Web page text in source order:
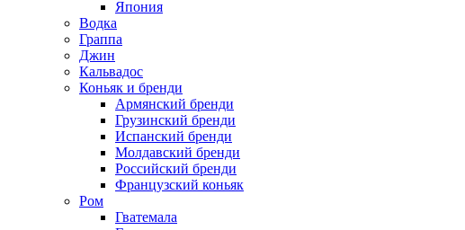
Япония
Водка
Граппа
Джин
Кальвадос
Коньяк и бренди
Армянский бренди
Грузинский бренди
Испанский бренди
Молдавский бренди
Российский бренди
Французский коньяк
Ром
Гватемала